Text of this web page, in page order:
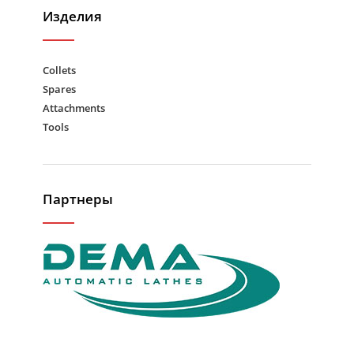
Изделия
Collets
Spares
Attachments
Tools
Партнеры